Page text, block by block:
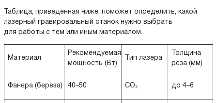
Таблица, приведенная ниже, поможет определить, какой
лазерный гравировальный станок нужно выбрать
для работы с тем или иным материалом.
Материал
Рекомендуемая
мощность (Вт)
Тип лазера
Толщина
реза (мм)
Фанера (береза) 40–50 CO₂ до 4–6